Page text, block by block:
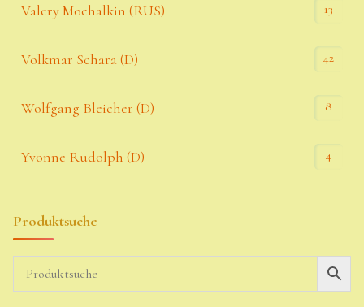
Valery Mochalkin (RUS) 13
Volkmar Schara (D) 42
Wolfgang Bleicher (D) 8
Yvonne Rudolph (D) 4
Produktsuche